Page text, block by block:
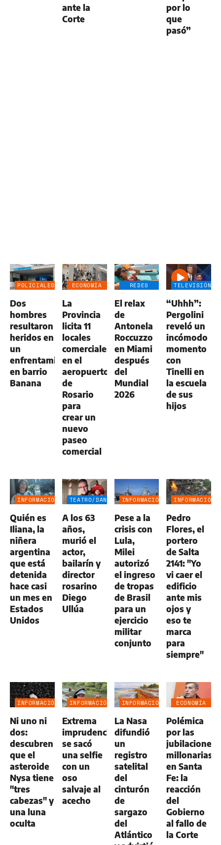
ante la
Corte
por lo
que
pasó”
POLICIALES
Dos
hombres
resultaron
heridos en
un
enfrentamiento
en barrio
Banana
ECONOMÍA
La
Provincia
licita 11
locales
comerciales
en el
aeropuerto
de
Rosario
para
crear un
nuevo
paseo
comercial
REDES
El relax
de
Antonela
Roccuzzo
en Miami
después
del
Mundial
2026
TELEVISIÓN
“Uhhh”:
Pergolini
reveló un
incómodo
momento
con
Tinelli en
la escuela
de sus
hijos
INFORMACIÓN
Quién es
Iliana, la
niñera
argentina
que está
detenida
hace casi
un mes en
Estados
Unidos
TEATRO/DANZA
A los 63
años,
murió el
actor,
bailarín y
director
rosarino
Diego
Ullúa
INFORMACIÓN
Pese a la
crisis con
Lula,
Milei
autorizó
el ingreso
de tropas
de Brasil
para un
ejercicio
militar
conjunto
INFORMACIÓN
Pedro
Flores, el
portero
de Salta
2141: "Yo
vi caer el
edificio
ante mis
ojos y
eso te
marca
para
siempre"
INFORMACIÓN
Ni uno ni
dos:
descubren
que el
asteroide
Nysa tiene
"tres
cabezas" y
una luna
oculta
INFORMACIÓN
Extrema
imprudencia:
se sacó
una selfie
con un
oso
salvaje al
acecho
INFORMACIÓN
La Nasa
difundió
un
registro
satelital
del
cinturón
de
sargazo
del
Atlántico
ECONOMÍA
AGRO
Polémica
por las
jubilaciones
millonarias
en Santa
Fe: la
reacción
del
Gobierno
al fallo de
la Corte